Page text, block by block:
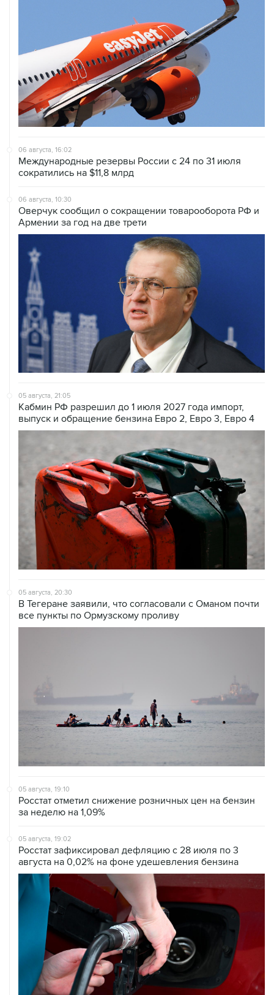
06 августа, 16:02
Международные резервы России с 24 по 31 июля
сократились на $11,8 млрд
06 августа, 10:30
Оверчук сообщил о сокращении товарооборота РФ и
Армении за год на две трети
05 августа, 21:05
Кабмин РФ разрешил до 1 июля 2027 года импорт,
выпуск и обращение бензина Евро 2, Евро 3, Евро 4
05 августа, 20:30
В Тегеране заявили, что согласовали с Оманом почти
все пункты по Ормузскому проливу
05 августа, 19:10
Росстат отметил снижение розничных цен на бензин
за неделю на 1,09%
05 августа, 19:02
Росстат зафиксировал дефляцию с 28 июля по 3
августа на 0,02% на фоне удешевления бензина